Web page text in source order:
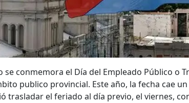
se conmemora el Día del Empleado Público o
publico provincial. Este año, la fecha cae
trasladar el feriado al día previo, el viernes,